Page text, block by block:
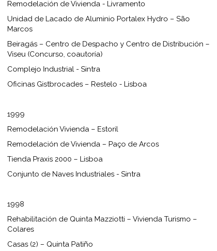
Remodelación de Vivienda - Livramento
Unidad de Lacado de Aluminio Portalex Hydro – São
Marcos
Beiragás – Centro de Despacho y Centro de Distribución –
Viseu (Concurso, coautoría)
Complejo Industrial - Sintra
Oficinas Gistbrocades – Restelo - Lisboa
1999
Remodelación Vivienda – Estoril
Remodelación de Vivienda – Paço de Arcos
Tienda Praxis 2000 – Lisboa
Conjunto de Naves Industriales - Sintra
1998
Rehabilitación de Quinta Mazziotti – Vivienda Turismo –
Colares
Casas (2) – Quinta Patiño